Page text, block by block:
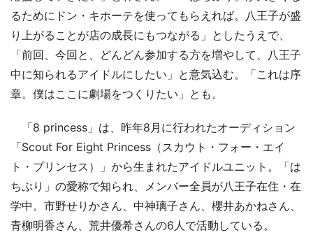
るためにドン・キホーテを使ってもらえれば。八王子が盛
り上がることが店の成長にもつながる」としたうえで、
「前回、今回と、どんどん参加する方を増やして、八王子
中に知られるアイドルにしたい」と意気込む。「これは序
章。僕はここに劇場をつくりたい」とも。
「8 princess」は、昨年8月に行われたオーディション
「Scout For Eight Princess（スカウト・フォー・エイ
ト・プリンセス）」から生まれたアイドルユニット。「は
ちぷり」の愛称で知られ、メンバー全員が八王子在住・在
学中。市野せりかさん、中神璃子さん、櫻井あかねさん、
青柳明香さん、荒井優希さんの6人で活動している。